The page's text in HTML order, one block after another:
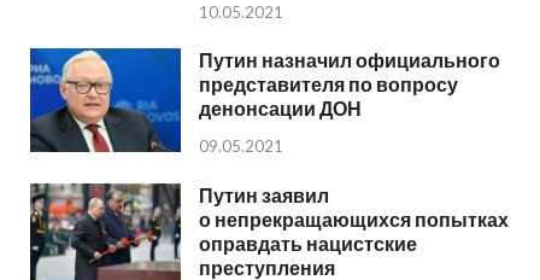
10.05.2021
Путин назначил официального
представителя по вопросу
денонсации ДОН
09.05.2021
Путин заявил
о непрекращающихся попытках
оправдать нацистские
преступления